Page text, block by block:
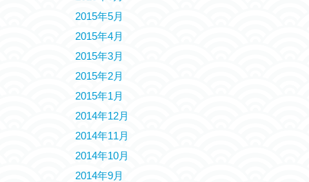
2015年5月
2015年4月
2015年3月
2015年2月
2015年1月
2014年12月
2014年11月
2014年10月
2014年9月